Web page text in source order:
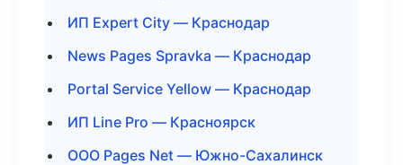
ИП Expert City — Краснодар
News Pages Spravka — Краснодар
Portal Service Yellow — Краснодар
ИП Line Pro — Красноярск
ООО Pages Net — Южно-Сахалинск